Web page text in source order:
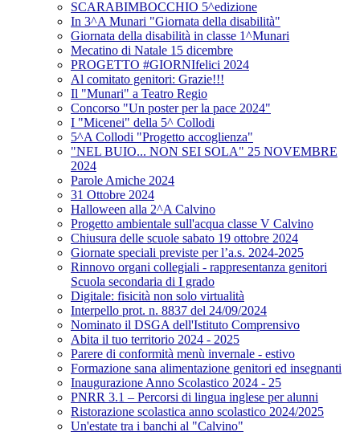
SCARABIMBOCCHIO 5^edizione
In 3^A Munari "Giornata della disabilità"
Giornata della disabilità in classe 1^Munari
Mecatino di Natale 15 dicembre
PROGETTO #GIORNIfelici 2024
Al comitato genitori: Grazie!!!
Il "Munari" a Teatro Regio
Concorso "Un poster per la pace 2024"
I "Micenei" della 5^ Collodi
5^A Collodi "Progetto accoglienza"
"NEL BUIO... NON SEI SOLA" 25 NOVEMBRE
2024
Parole Amiche 2024
31 Ottobre 2024
Halloween alla 2^A Calvino
Progetto ambientale sull'acqua classe V Calvino
Chiusura delle scuole sabato 19 ottobre 2024
Giornate speciali previste per l’a.s. 2024-2025
Rinnovo organi collegiali - rappresentanza genitori
Scuola secondaria di I grado
Digitale: fisicità non solo virtualità
Interpello prot. n. 8837 del 24/09/2024
Nominato il DSGA dell'Istituto Comprensivo
Abita il tuo territorio 2024 - 2025
Parere di conformità menù invernale - estivo
Formazione sana alimentazione genitori ed insegnanti
Inaugurazione Anno Scolastico 2024 - 25
PNRR 3.1 – Percorsi di lingua inglese per alunni
Ristorazione scolastica anno scolastico 2024/2025
Un'estate tra i banchi al "Calvino"